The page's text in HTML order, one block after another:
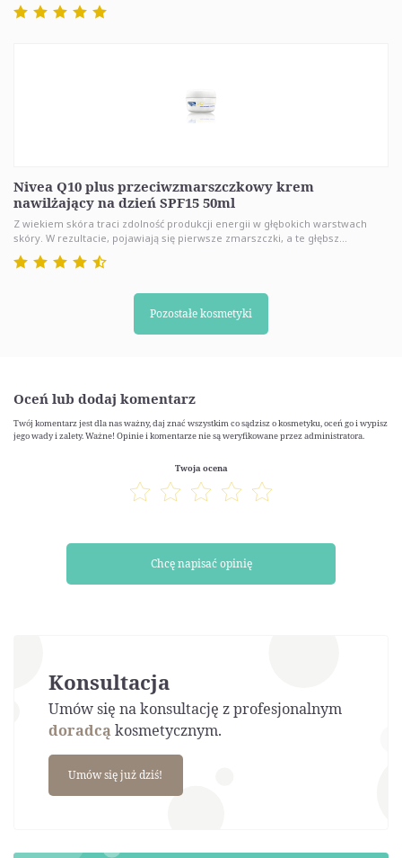
Nivea Q10 plus przeciwzmarszczkowy krem
nawilżający na dzień SPF15 50ml
Z wiekiem skóra traci zdolność produkcji energii w głębokich warstwach
skóry. W rezultacie, pojawiają się pierwsze zmarszczki, a te głębsz...
Pozostałe kosmetyki
Oceń lub dodaj komentarz
Twój komentarz jest dla nas ważny, daj znać wszystkim co sądzisz o kosmetyku, oceń go i wypisz
jego wady i zalety. Ważne! Opinie i komentarze nie są weryfikowane przez administratora.
Twoja ocena
Chcę napisać opinię
Konsultacja
Umów się na konsultację z profesjonalnym
doradcąkosmetycznym.
Umów się już dziś!